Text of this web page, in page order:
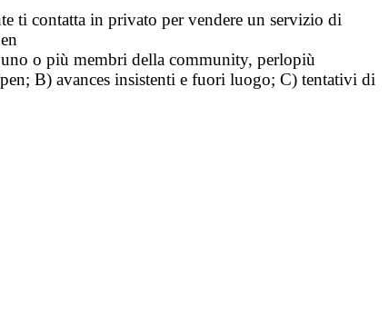
ti contatta in privato per vendere un servizio di
o più membri della community, perlopiù
B) avances insistenti e fuori luogo; C) tentativi di